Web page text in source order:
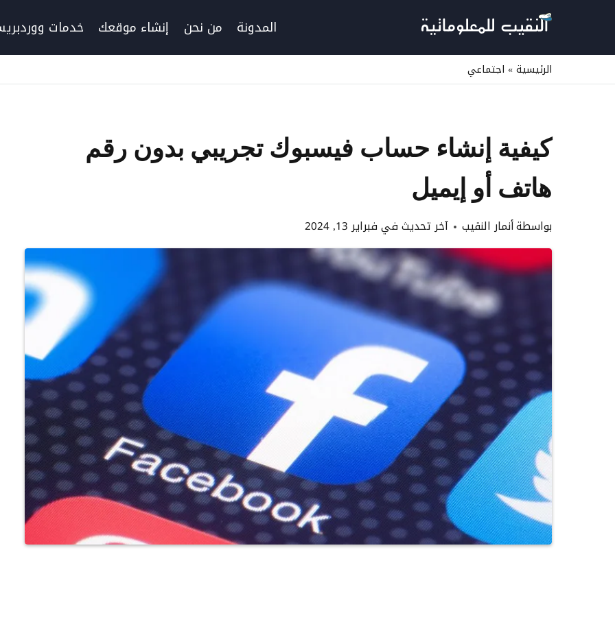
المحتوى
المدونة من نحن إنشاء موقعك خدمات
الرئيسية» اجتماعي
كيفية إنشاء حساب فيسبوك تجريبي بدون رقم
هاتف أو إيميل
بواسطةأنمار النقيب آخر تحديث في فبراير 13, 2024
كيفية نقل موقع ووردبريس من
استضافة لأخرى خطوة بخطوة